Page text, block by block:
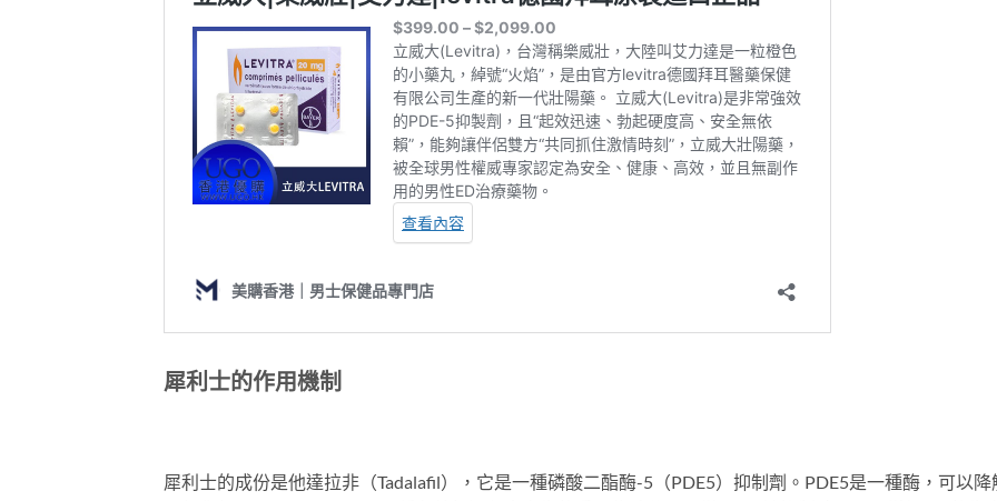
犀利士的作用機制
犀利士的成份是他達拉非（Tadalafil），它是一種磷酸二酯酶-5（PDE5）抑制劑。PDE5是一種酶，可以降